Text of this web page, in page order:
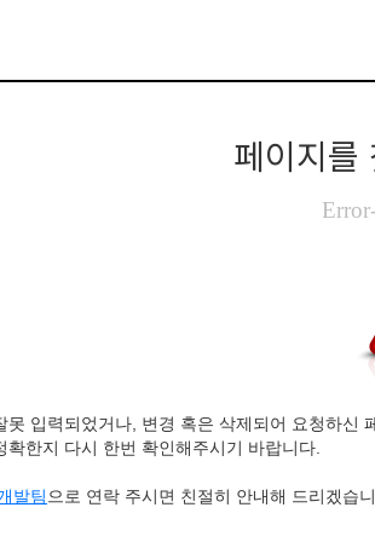
페이지를
못 입력되었거나, 변경 혹은 삭제되어 요청하신
확한지 다시 한번 확인해주시기 바랍니다.
발팀 으로 연락 주시면 친절히 안내해 드리겠습